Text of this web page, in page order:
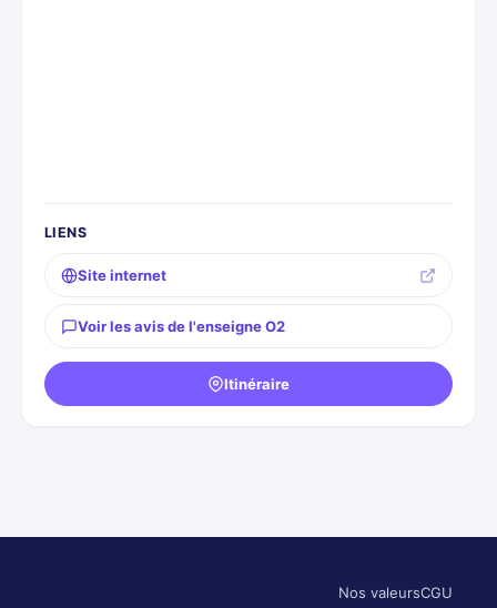
LIENS
Site internet
Voir les avis de l'enseigne O2
Itinéraire
Nos valeursCGU